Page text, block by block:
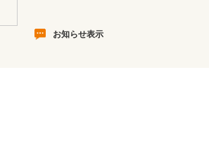
お知らせ表示